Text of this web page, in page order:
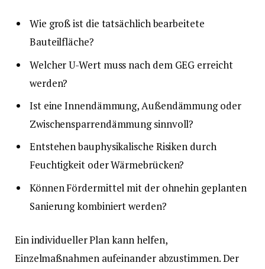
Wie groß ist die tatsächlich bearbeitete
Bauteilfläche?
Welcher U-Wert muss nach dem GEG erreicht
werden?
Ist eine Innendämmung, Außendämmung oder
Zwischensparrendämmung sinnvoll?
Entstehen bauphysikalische Risiken durch
Feuchtigkeit oder Wärmebrücken?
Können Fördermittel mit der ohnehin geplanten
Sanierung kombiniert werden?
Ein individueller Plan kann helfen,
Einzelmaßnahmen aufeinander abzustimmen. Der